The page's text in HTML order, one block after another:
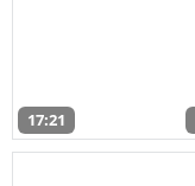
17:21